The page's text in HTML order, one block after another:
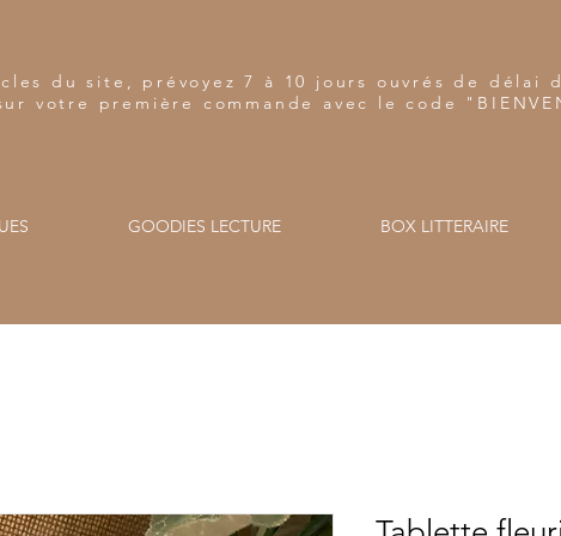
du site, prévoyez 7 à 10 jours ouvrés de délai
votre première commande avec le code
GOODIES LECTURE BOX LITTERAIRE